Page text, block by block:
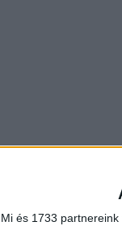
Mi és 1733